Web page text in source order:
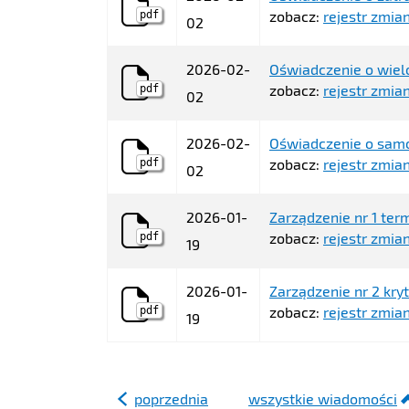
pdf
02
zobacz: rejestr
pdf
2026-02-
02
Oświadczenie o
zobacz: rejestr
pdf
2026-02-
02
Oświadczenie o
zobacz: rejestr
pdf
2026-01-
19
Zarządzenie nr 1
zobacz: rejestr
pdf
2026-01-
19
Zarządzenie nr 2
zobacz: rejestr
poprzednia wszystkie wiadomości